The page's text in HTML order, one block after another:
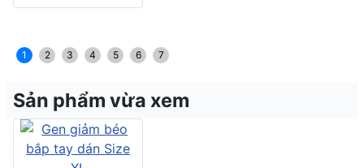
1 2 3 4 5 6 7
Sản phẩm vừa xem